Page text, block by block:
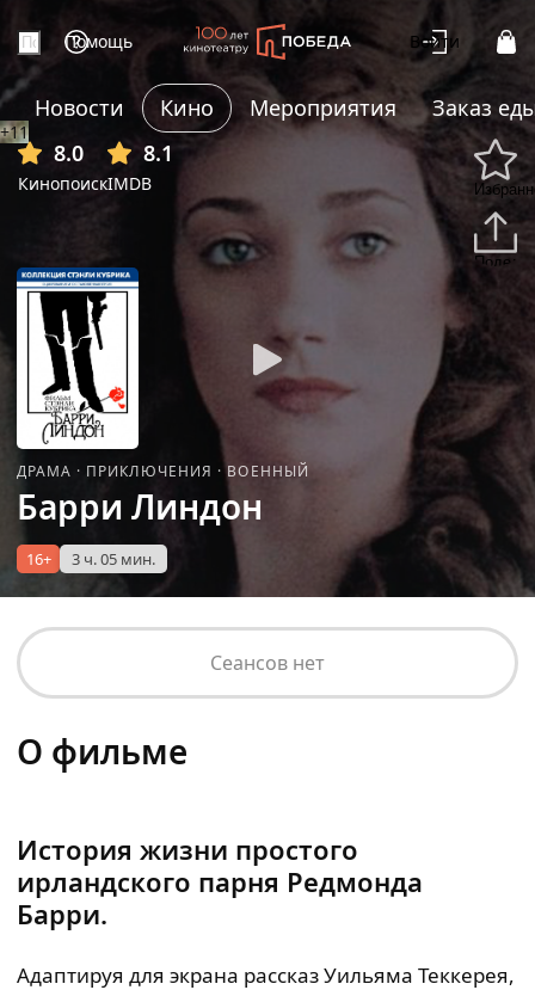
Помощь Войти
Новости Кино Мероприятия
Заказ
8.0
Кинопоиск
8.1
IMDB
+11
ДРАМА · ПРИКЛЮЧЕНИЯ ·ВОЕННЫЙ
Барри Линдон
16+ 3 ч. 05 мин.
Сеансов нет
О фильме
История жизни простого
ирландского парня Редмонда
Барри.
Адаптируя для экрана рассказ Уильяма Теккерея,